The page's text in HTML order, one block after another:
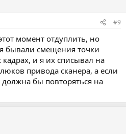
#9
момент отдуплить, но
бывали смещения точки
и я их списывал на
привода сканера, а если
бы повторяться на